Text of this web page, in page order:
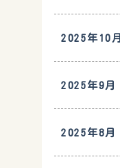
2025年10月
2025年9月
2025年8月